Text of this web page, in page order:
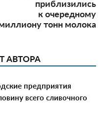
приблизились
к очередному
тонн молока
АВТОРА
предприятия
всего сливочного